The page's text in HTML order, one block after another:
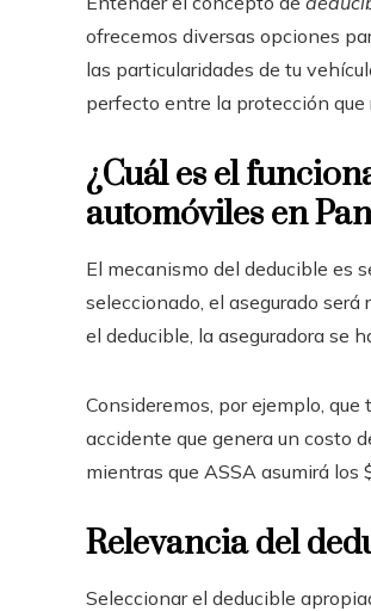
ofrecemos diversas opciones
las particularidades de tu
perfecto entre la protección que
¿Cuál es el
automóviles en
El mecanismo del deducible es
seleccionado, el asegurado
el deducible, la aseguradora se
Consideremos, por ejemplo,
accidente que genera un costo
mientras que ASSA asumirá los
Relevancia del
Seleccionar el deducible